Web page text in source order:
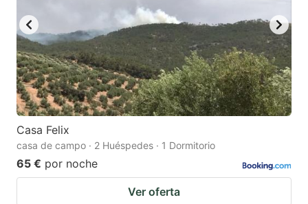
Casa Felix
casa de campo · 2 Huéspedes · 1 Dormitorio
65 € por noche
Ver oferta